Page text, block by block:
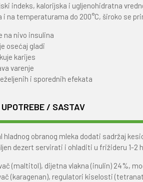
indeks, kalorijska i ugljenohidratna
i na temperaturama do 200°C, široko se
na nivo insulina
osećaj gladi
karijes
varenje
i sporednih efekata
UPOTREBE / SASTAV
hladnog obranog mleka dodati sadržaj
dezert servirati i ohladiti u frižideru 1-2
(maltitol), dijetna vlakna (inulin) 24%,
(karagenan), regulatori kiselosti